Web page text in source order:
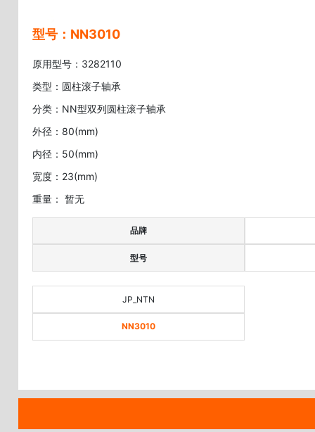
型号：NN3010
原用型号：3282110
类型：圆柱滚子轴承
分类：NN型双列圆柱滚子轴承
外径：80(mm)
内径：50(mm)
宽度：23(mm)
重量： 暂无
品牌
型号
JP_NTN
NN3010